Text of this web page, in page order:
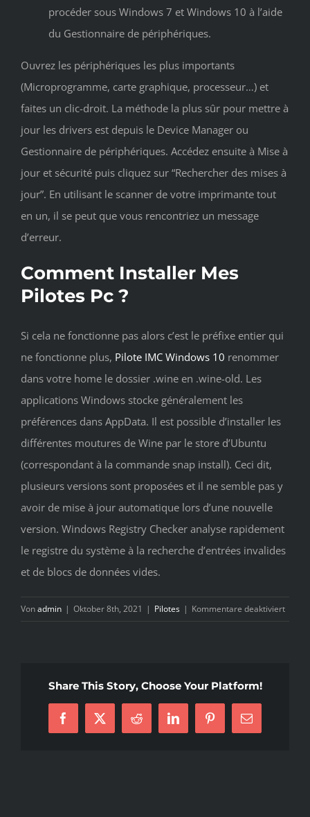
procéder sous Windows 7 et Windows 10 à l’aide
du Gestionnaire de périphériques.
Ouvrez les périphériques les plus importants
(Microprogramme, carte graphique, processeur…) et
faites un clic-droit. La méthode la plus sûr pour mettre à
jour les drivers est depuis le Device Manager ou
Gestionnaire de périphériques. Accédez ensuite à Mise à
jour et sécurité puis cliquez sur “Rechercher des mises à
jour”. En utilisant le scanner de votre imprimante tout
en un, il se peut que vous rencontriez un message
d’erreur.
Comment Installer Mes
Pilotes Pc ?
Si cela ne fonctionne pas alors c’est le préfixe entier qui
ne fonctionne plus, Pilote IMC Windows 10 renommer
dans votre home le dossier .wine en .wine-old. Les
applications Windows stocke généralement les
préférences dans AppData. Il est possible d’installer les
différentes moutures de Wine par le store d’Ubuntu
(correspondant à la commande snap install). Ceci dit,
plusieurs versions sont proposées et il ne semble pas y
avoir de mise à jour automatique lors d’une nouvelle
version. Windows Registry Checker analyse rapidement
le registre du système à la recherche d’entrées invalides
et de blocs de données vides.
Vonadmin | Oktober 8th, 2021 | Pilotes | Kommentare deaktiviertfür
Astuce
Share This Story, Choose Your Platform!
Facebook
X Reddit LinkedInPinterest
E-
Mail